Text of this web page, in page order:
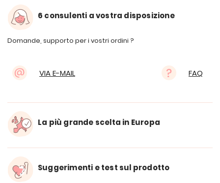
6 consulenti a vostra disposizione
Domande, supporto per i vostri ordini ?
VIA E-MAIL FAQ
La più grande scelta in Europa
Suggerimenti e test sul prodotto